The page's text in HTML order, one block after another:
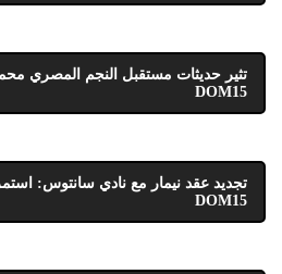
تثير حديثات مستقبل النجم المصري
DOM15
تجديد عقد نيمار مع نادي سانتوس:
DOM15